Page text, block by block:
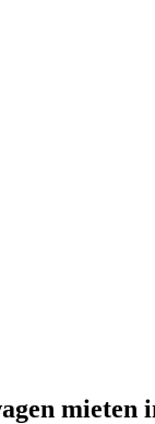
mieten